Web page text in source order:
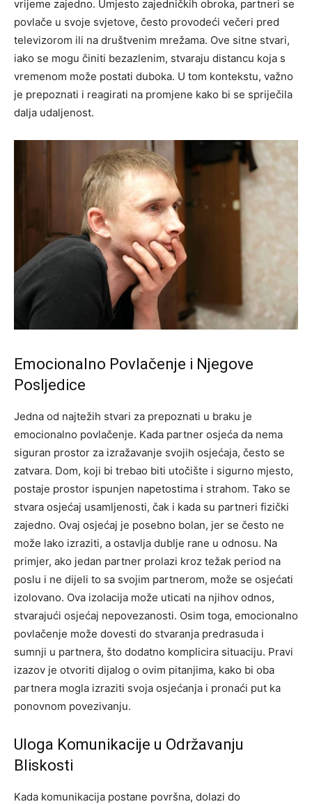
vrijeme zajedno. Umjesto zajedničkih obroka, partneri se
povlače u svoje svjetove, često provodeći večeri pred
televizorom ili na društvenim mrežama. Ove sitne stvari,
iako se mogu činiti bezazlenim, stvaraju distancu koja s
vremenom može postati duboka. U tom kontekstu, važno
je prepoznati i reagirati na promjene kako bi se spriječila
dalja udaljenost.
Emocionalno Povlačenje i Njegove
Posljedice
Jedna od najtežih stvari za prepoznati u braku je
emocionalno povlačenje. Kada partner osjeća da nema
siguran prostor za izražavanje svojih osjećaja, često se
zatvara. Dom, koji bi trebao biti utočište i sigurno mjesto,
postaje prostor ispunjen napetostima i strahom. Tako se
stvara osjećaj usamljenosti, čak i kada su partneri fizički
zajedno. Ovaj osjećaj je posebno bolan, jer se često ne
može lako izraziti, a ostavlja dublje rane u odnosu. Na
primjer, ako jedan partner prolazi kroz težak period na
poslu i ne dijeli to sa svojim partnerom, može se osjećati
izolovano. Ova izolacija može uticati na njihov odnos,
stvarajući osjećaj nepovezanosti. Osim toga, emocionalno
povlačenje može dovesti do stvaranja predrasuda i
sumnji u partnera, što dodatno komplicira situaciju. Pravi
izazov je otvoriti dijalog o ovim pitanjima, kako bi oba
partnera mogla izraziti svoja osjećanja i pronaći put ka
ponovnom povezivanju.
Uloga Komunikacije u Održavanju
Bliskosti
Kada komunikacija postane površna, dolazi do